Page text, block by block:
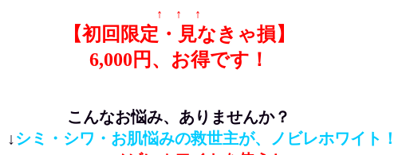
↑ ↑ ↑
【初回限定・見なきゃ損】
6,000円、お得です！
こんなお悩み、ありませんか？
シミ・シワ・お肌悩みの救世主が、ノビレホワイト！